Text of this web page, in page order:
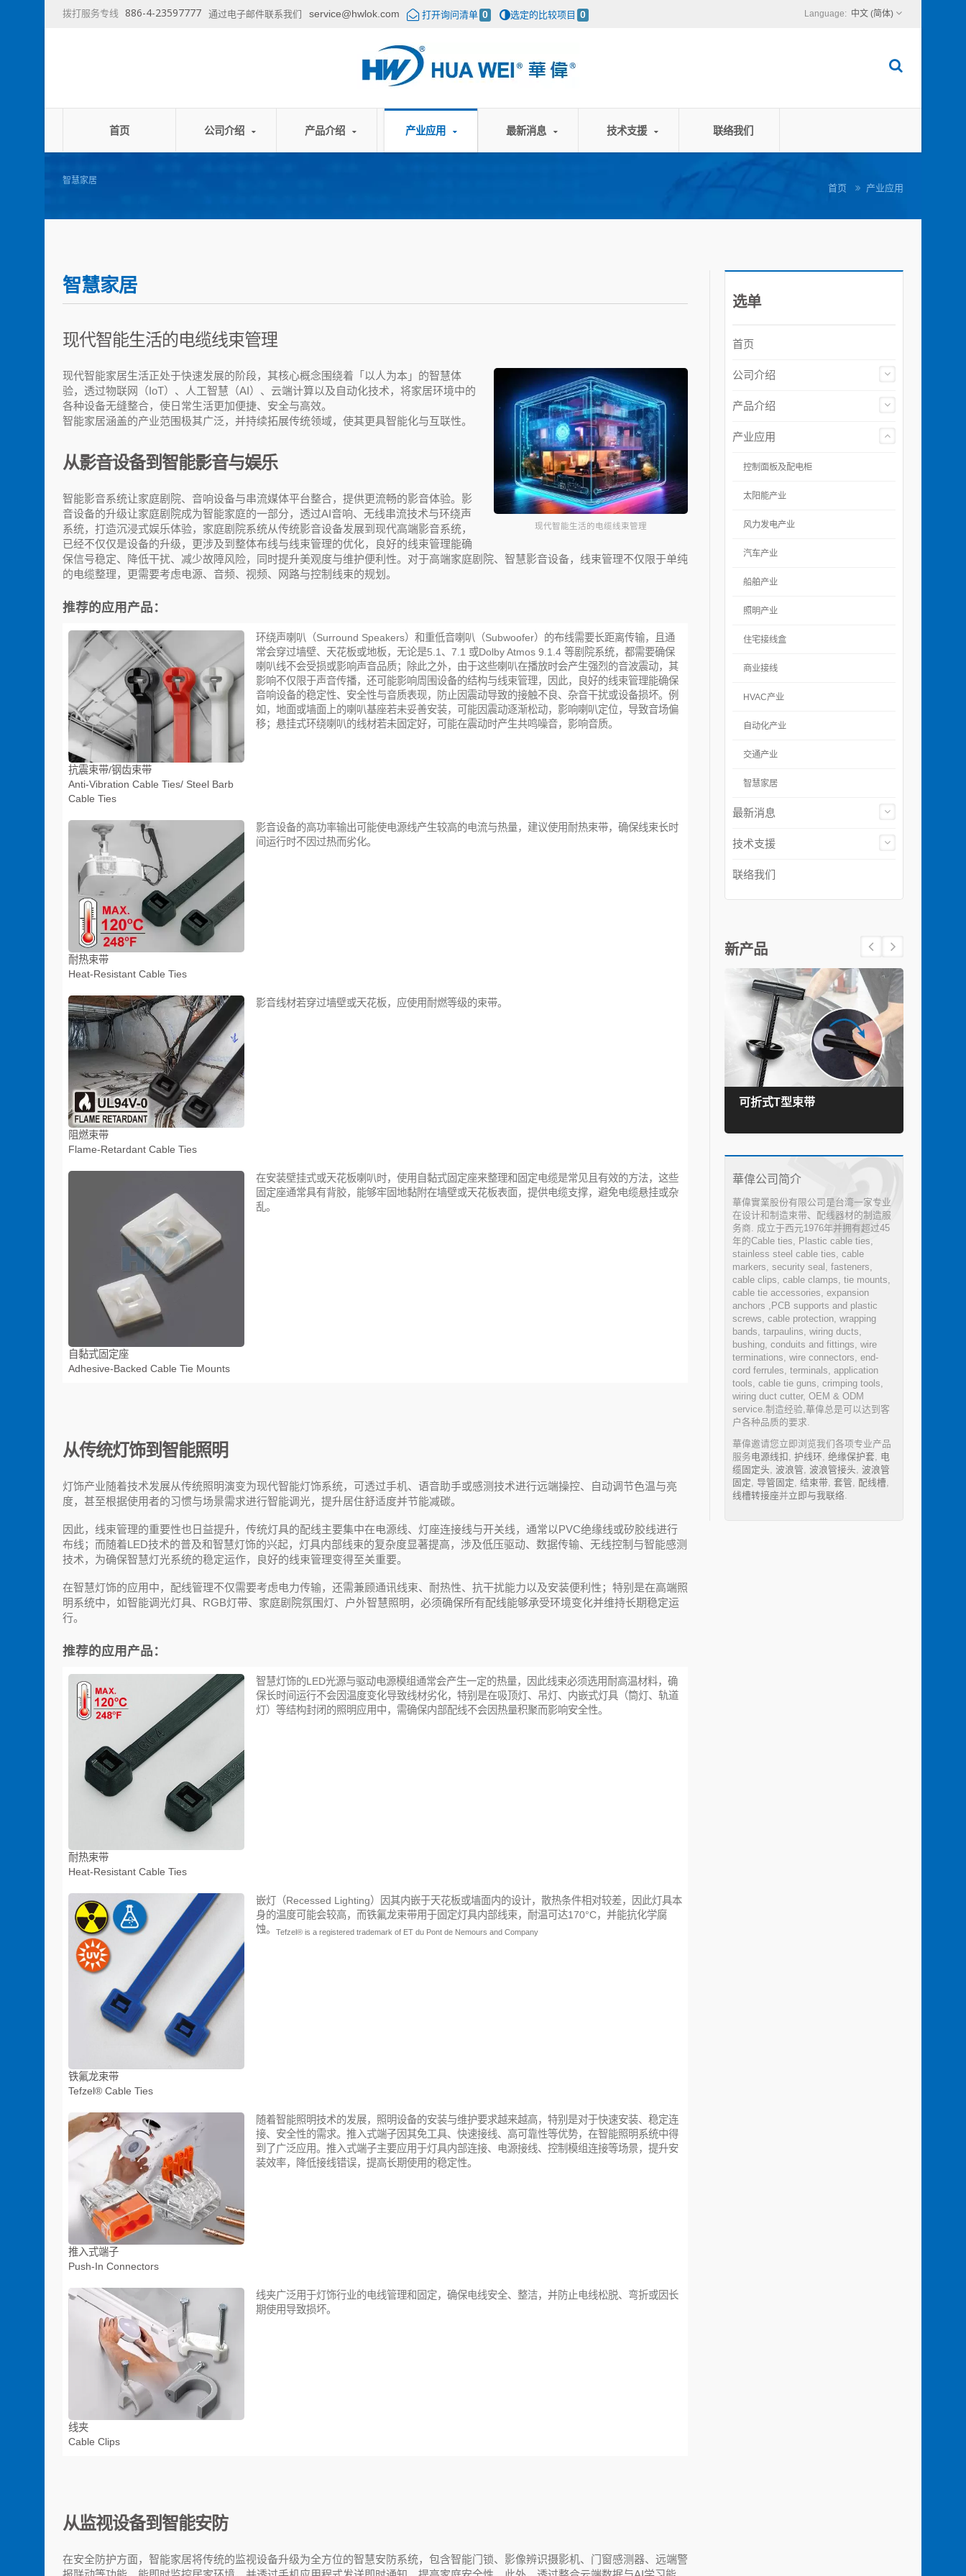
拨打服务专线 886-4-23597777 通过电子邮件联系我们 service@hwlok.com 打开询问清单 0 选定的比较项目 0 中文 (简体)
首页 公司介绍 产品介绍 产业应用 最新消息 技术支援 联络我们
智慧家居
首页 产业应用
智慧家居
现代智能生活的电缆线束管理
现代智能生活的电缆线束管理
现代智能家居生活正处于快速发展的阶段，其核心概念围绕着「以人为本」的智慧体
验，透过物联网（IoT）、人工智慧（AI）、云端计算以及自动化技术，将家居环境中的
各种设备无缝整合，使日常生活更加便捷、安全与高效。
智能家居涵盖的产业范围极其广泛，并持续拓展传统领域，使其更具智能化与互联性。
从影音设备到智能影音与娱乐
智能影音系统让家庭剧院、音响设备与串流媒体平台整合，提供更流畅的影音体验。影
音设备的升级让家庭剧院成为智能家庭的一部分，透过AI音响、无线串流技术与环绕声
系统，打造沉浸式娱乐体验，家庭剧院系统从传统影音设备发展到现代高端影音系统，
已经不仅仅是设备的升级，更涉及到整体布线与线束管理的优化，良好的线束管理能确
保信号稳定、降低干扰、减少故障风险，同时提升美观度与维护便利性。对于高端家庭剧院、智慧影音设备，线束管理不仅限于单纯
的电缆整理，更需要考虑电源、音频、视频、网路与控制线束的规划。
推荐的应用产品：
抗震束带/钢齿束带
Anti-Vibration Cable Ties/ Steel Barb
Cable Ties
环绕声喇叭（Surround Speakers）和重低音喇叭（Subwoofer）的布线需要长距离传输，且通
常会穿过墙壁、天花板或地板，无论是5.1、7.1 或Dolby Atmos 9.1.4 等剧院系统，都需要确保
喇叭线不会受损或影响声音品质；除此之外，由于这些喇叭在播放时会产生强烈的音波震动，其
影响不仅限于声音传播，还可能影响周围设备的结构与线束管理，因此，良好的线束管理能确保
音响设备的稳定性、安全性与音质表现，防止因震动导致的接触不良、杂音干扰或设备损坏。例
如，地面或墙面上的喇叭基座若未妥善安装，可能因震动逐渐松动，影响喇叭定位，导致音场偏
移；悬挂式环绕喇叭的线材若未固定好，可能在震动时产生共鸣噪音，影响音质。
耐热束带
Heat-Resistant Cable Ties
影音设备的高功率输出可能使电源线产生较高的电流与热量，建议使用耐热束带，确保线束长时
间运行时不因过热而劣化。
阻燃束带
Flame-Retardant Cable Ties
影音线材若穿过墙壁或天花板，应使用耐燃等级的束带。
自黏式固定座
Adhesive-Backed Cable Tie Mounts
在安装壁挂式或天花板喇叭时，使用自黏式固定座来整理和固定电缆是常见且有效的方法，这些
固定座通常具有背胶，能够牢固地黏附在墙壁或天花板表面，提供电缆支撑，避免电缆悬挂或杂
乱。
从传统灯饰到智能照明
灯饰产业随着技术发展从传统照明演变为现代智能灯饰系统，可透过手机、语音助手或感测技术进行远端操控、自动调节色温与亮
度，甚至根据使用者的习惯与场景需求进行智能调光，提升居住舒适度并节能减碳。
因此，线束管理的重要性也日益提升，传统灯具的配线主要集中在电源线、灯座连接线与开关线，通常以PVC绝缘线或矽胶线进行
布线；而随着LED技术的普及和智慧灯饰的兴起，灯具内部线束的复杂度显著提高，涉及低压驱动、数据传输、无线控制与智能感测
技术，为确保智慧灯光系统的稳定运作，良好的线束管理变得至关重要。
在智慧灯饰的应用中，配线管理不仅需要考虑电力传输，还需兼顾通讯线束、耐热性、抗干扰能力以及安装便利性；特别是在高端照
明系统中，如智能调光灯具、RGB灯带、家庭剧院氛围灯、户外智慧照明，必须确保所有配线能够承受环境变化并维持长期稳定运
行。
推荐的应用产品：
耐热束带
Heat-Resistant Cable Ties
智慧灯饰的LED光源与驱动电源模组通常会产生一定的热量，因此线束必须选用耐高温材料，确
保长时间运行不会因温度变化导致线材劣化，特别是在吸顶灯、吊灯、内嵌式灯具（筒灯、轨道
灯）等结构封闭的照明应用中，需确保内部配线不会因热量积聚而影响安全性。
铁氟龙束带
Tefzel® Cable Ties
嵌灯（Recessed Lighting）因其内嵌于天花板或墙面内的设计，散热条件相对较差，因此灯具本
身的温度可能会较高，而铁氟龙束带用于固定灯具内部线束，耐温可达170°C，并能抗化学腐
蚀。
Tefzel® is a registered trademark of ET du Pont de Nemours and Company
推入式端子
Push-In Connectors
随着智能照明技术的发展，照明设备的安装与维护要求越来越高，特别是对于快速安装、稳定连
接、安全性的需求。推入式端子因其免工具、快速接线、高可靠性等优势，在智能照明系统中得
到了广泛应用。推入式端子主要应用于灯具内部连接、电源接线、控制模组连接等场景，提升安
装效率，降低接线错误，提高长期使用的稳定性。
线夹
Cable Clips
线夹广泛用于灯饰行业的电线管理和固定，确保电线安全、整洁，并防止电线松脱、弯折或因长
期使用导致损坏。
从监视设备到智能安防
在安全防护方面，智能家居将传统的监视设备升级为全方位的智慧安防系统，包含智能门锁、影像辨识摄影机、门窗感测器、远端警
选单
首页
公司介绍
产品介绍
产业应用
控制面板及配电柜
太阳能产业
风力发电产业
汽车产业
船舶产业
照明产业
住宅接线盒
商业接线
HVAC产业
自动化产业
交通产业
智慧家居
最新消息
技术支援
联络我们
新产品
可折式T型束带
華偉公司简介
華偉實業股份有限公司是台湾一家专业
在设计和制造束带、配线器材的制造服
务商. 成立于西元1976年并拥有超过45
年的Cable ties, Plastic cable ties,
stainless steel cable ties, cable
markers, security seal, fasteners,
cable clips, cable clamps, tie mounts,
cable tie accessories, expansion
anchors ,PCB supports and plastic
screws, cable protection, wrapping
bands, tarpaulins, wiring ducts,
bushing, conduits and fittings, wire
terminations, wire connectors, end-
cord ferrules, terminals, application
tools, cable tie guns, crimping tools,
wiring duct cutter, OEM & ODM
service.制造经验,華偉总是可以达到客
户各种品质的要求.
華偉邀请您立即浏览我们各项专业产品
服务电源线扣 , 护线环, 绝缘保护套, 电
缆固定头, 波浪管, 波浪管接头, 波浪管
固定, 导管固定, 结束带, 套管, 配线槽,
线槽转接座并立即与我联络.